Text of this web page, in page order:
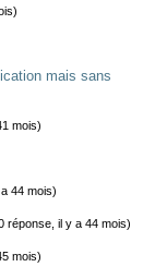
mais sans
mois)
44 mois)
réponse, il y a 44 mois)
mois)